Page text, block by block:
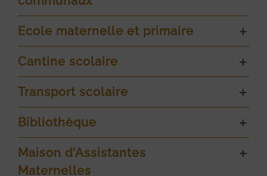
Ecole maternelle et primaire
Cantine scolaire
Transport scolaire
Bibliothèque
Maison d’Assistantes
Maternelles